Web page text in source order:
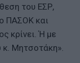
του ΕΣΡ,
ΠΑΣΟΚ και
κρίνει. Ή με
Μητσοτάκη».